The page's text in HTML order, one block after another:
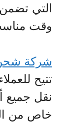
التي
وقت
شركة شحن
تتيح
نقل جميع
خاص من